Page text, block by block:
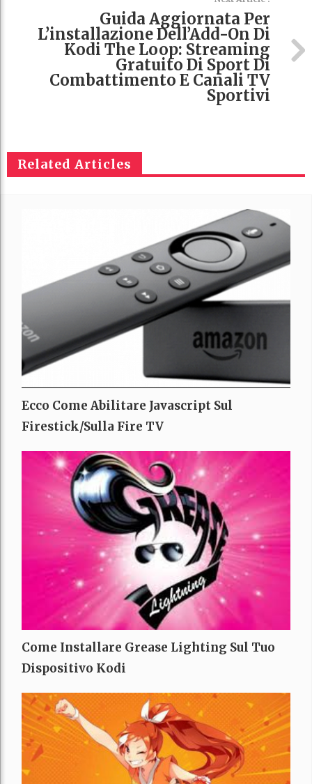
Guida Aggiornata Per
L’installazione Dell’Add-On Di
Kodi The Loop: Streaming
Gratuito Di Sport Di
Combattimento E Canali TV
Sportivi
Related Articles
Ecco Come Abilitare Javascript Sul
Firestick/sulla Fire TV
Come Installare Grease Lighting Sul Tuo
Dispositivo Kodi